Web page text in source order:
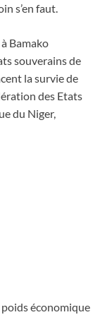
s’en faut.
Bamako
souverains de
la survie de
des Etats
du Niger,
poids économique